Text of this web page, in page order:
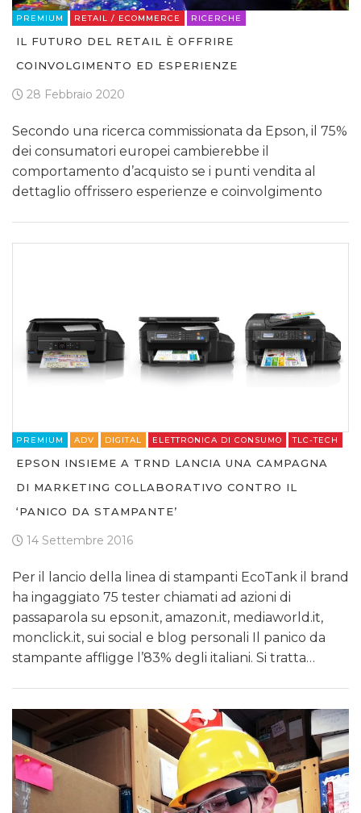
PREMIUM RETAIL / ECOMMERCE RICERCHE
IL FUTURO DEL RETAIL È OFFRIRE
COINVOLGIMENTO ED ESPERIENZE
28 Febbraio 2020
Secondo una ricerca commissionata da Epson, il 75%
dei consumatori europei cambierebbe il
comportamento d’acquisto se i punti vendita al
dettaglio offrissero esperienze e coinvolgimento
PREMIUM ADV DIGITAL ELETTRONICA DI CONSUMO TLC-TECH
EPSON INSIEME A TRND LANCIA UNA CAMPAGNA
DI MARKETING COLLABORATIVO CONTRO IL
‘PANICO DA STAMPANTE’
14 Settembre 2016
Per il lancio della linea di stampanti EcoTank il brand
ha ingaggiato 75 tester chiamati ad azioni di
passaparola su epson.it, amazon.it, mediaworld.it,
monclick.it, sui social e blog personali Il panico da
stampante affligge l’83% degli italiani. Si tratta…